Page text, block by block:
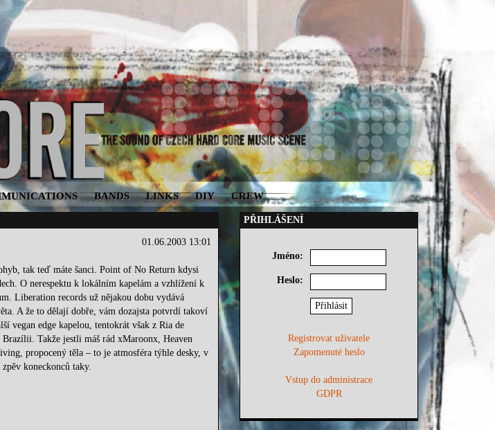
BANDS LINKS DIY CREW
01.06.2003 13:01
tak teď máte šanci. Point of No Return kdysi
O nerespektu k lokálním kapelám a vzhlížení k
Liberation records už nějakou dobu vydává
A že to dělají dobře, vám dozajsta potvrdí takoví
vegan edge kapelou, tentokrát však z Ria de
Takže jestli máš rád xMaroonx, Heaven
propocený těla – to je atmosféra týhle desky, v
koneckonců taky.
PŘIHLÁŠENÍ
Jméno:
Heslo:
Registrovat uživatele
Zapomenuté heslo
Vstup do administrace
GDPR